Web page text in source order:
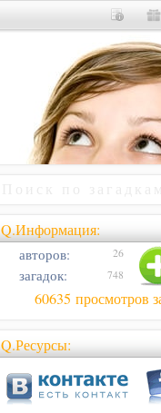
Q.Информация:
авторов: 26
загадок: 748
60635 просмотров
Q.Ресурсы: